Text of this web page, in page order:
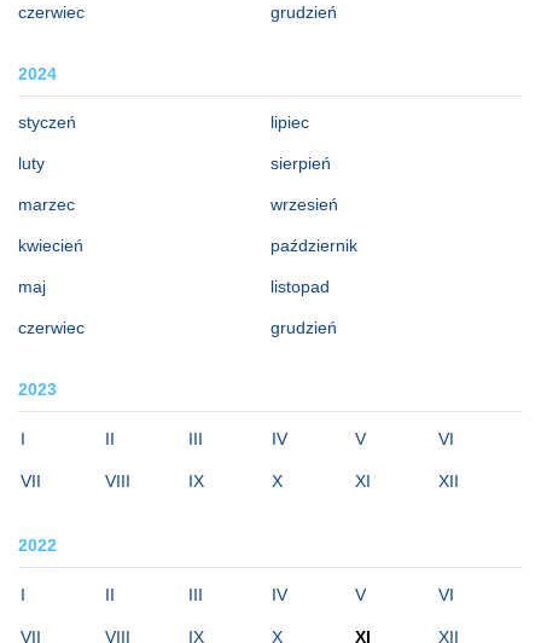
czerwiec grudzień
2024
styczeń
luty
marzec
kwiecień
maj
czerwiec
lipiec
sierpień
wrzesień
październik
listopad
grudzień
2023
I II III IV V VI
VII VIII IX X XI XII
2022
I II III IV V VI
VII VIII IX X XI XII